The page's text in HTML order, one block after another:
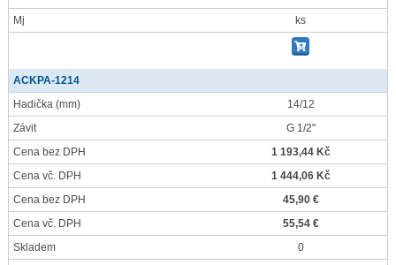
Mj
ks
ACKPA-1214
Hadička (mm)
14/12
Závit
G 1/2"
Cena bez DPH
1 193,44 Kč
Cena vč. DPH
1 444,06 Kč
Cena bez DPH
45,90 €
Cena vč. DPH
55,54 €
Skladem
0